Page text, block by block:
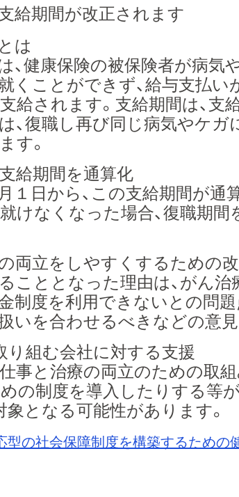
給期間が改正されます
は
、健康保険の被保険者が病気
くことができず、給与支払
給されます。支給期間は、
、復職し再び同じ病気やケ
す。
給期間を通算化
１日から、この支給期間が通
けなくなった場合、復職期
両立をしやすくするための
こととなった理由は、がん
制度を利用できないとの問
いを合わせるべきなどの意
り組む会社に対する支援
事と治療の両立のための取
の制度を導入したりする等
象となる可能性があります。
型の社会保障制度を構築するため